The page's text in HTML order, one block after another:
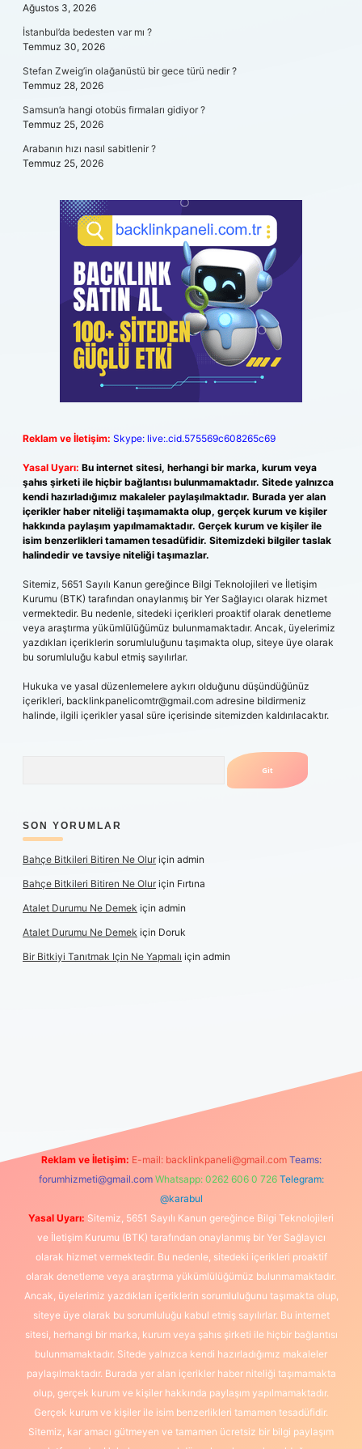
Ağustos 3, 2026
İstanbul’da bedesten var mı ?
Temmuz 30, 2026
Stefan Zweig’in olağanüstü bir gece türü nedir ?
Temmuz 28, 2026
Samsun’a hangi otobüs firmaları gidiyor ?
Temmuz 25, 2026
Arabanın hızı nasıl sabitlenir ?
Temmuz 25, 2026
Reklam ve İletişim: Skype: live:.cid.575569c608265c69
Yasal Uyarı: Bu internet sitesi, herhangi bir marka, kurum veya
şahıs şirketi ile hiçbir bağlantısı bulunmamaktadır. Sitede yalnızca
kendi hazırladığımız makaleler paylaşılmaktadır. Burada yer alan
içerikler haber niteliği taşımamakta olup, gerçek kurum ve kişiler
hakkında paylaşım yapılmamaktadır. Gerçek kurum ve kişiler ile
isim benzerlikleri tamamen tesadüfidir. Sitemizdeki bilgiler taslak
halindedir ve tavsiye niteliği taşımazlar.
Sitemiz, 5651 Sayılı Kanun gereğince Bilgi Teknolojileri ve İletişim
Kurumu (BTK) tarafından onaylanmış bir Yer Sağlayıcı olarak hizmet
vermektedir. Bu nedenle, sitedeki içerikleri proaktif olarak denetleme
veya araştırma yükümlülüğümüz bulunmamaktadır. Ancak, üyelerimiz
yazdıkları içeriklerin sorumluluğunu taşımakta olup, siteye üye olarak
bu sorumluluğu kabul etmiş sayılırlar.
Hukuka ve yasal düzenlemelere aykırı olduğunu düşündüğünüz
içerikleri, backlinkpanelicomtr@gmail.com adresine bildirmeniz
halinde, ilgili içerikler yasal süre içerisinde sitemizden kaldırılacaktır.
SON YORUMLAR
Bahçe Bitkileri Bitiren Ne Oluriçin admin
Bahçe Bitkileri Bitiren Ne Oluriçin Fırtına
Atalet Durumu Ne Demek için admin
Atalet Durumu Ne Demek için Doruk
Bir Bitkiyi Tanıtmak Için Ne Yapmalı için admin
Reklam ve İletişim: E-mail: backlinkpaneli@gmail.com Teams:
forumhizmeti@gmail.com Whatsapp: 0262 606 0 726 Telegram:
@karabul
Yasal Uyarı: Sitemiz, 5651 Sayılı Kanun gereğince Bilgi Teknolojileri
ve İletişim Kurumu (BTK) tarafından onaylanmış bir Yer Sağlayıcı
olarak hizmet vermektedir. Bu nedenle, sitedeki içerikleri proaktif
olarak denetleme veya araştırma yükümlülüğümüz bulunmamaktadır.
Ancak, üyelerimiz yazdıkları içeriklerin sorumluluğunu taşımakta olup,
siteye üye olarak bu sorumluluğu kabul etmiş sayılırlar. Bu internet
sitesi, herhangi bir marka, kurum veya şahıs şirketi ile hiçbir bağlantısı
bulunmamaktadır. Sitede yalnızca kendi hazırladığımız makaleler
paylaşılmaktadır. Burada yer alan içerikler haber niteliği taşımamakta
olup, gerçek kurum ve kişiler hakkında paylaşım yapılmamaktadır.
Gerçek kurum ve kişiler ile isim benzerlikleri tamamen tesadüfidir.
Sitemiz, kar amacı gütmeyen ve tamamen ücretsiz bir bilgi paylaşım